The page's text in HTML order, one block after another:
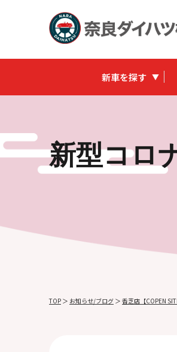
新車を探す
新型コロ
TOP ＞ お知らせ/ブログ ＞ 香芝店【COPEN